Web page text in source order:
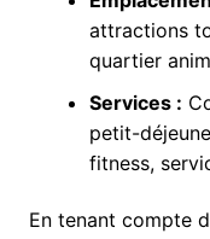
attractions
quartier
Services :
petit-
fitness,
En tenant compte